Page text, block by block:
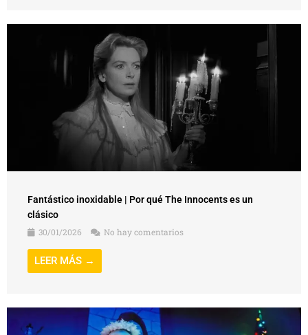
Fantástico inoxidable | Por qué The Innocents es un
clásico
30/01/2026
No hay comentarios
LEER MÁS →